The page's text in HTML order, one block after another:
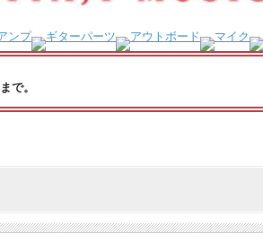
で。